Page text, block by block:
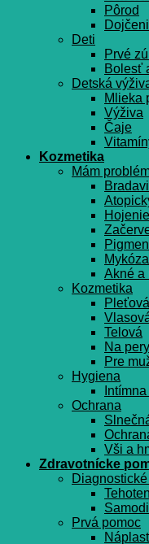
Pôrod
Deti
Prvé
Bolesť
Detská
Mlieka
Výživa
Čaje
Kozmetika
Mám
Akné a
Kozmetika
Pleťová
Telová
Na pery
Pre
Hygiena
Ochrana
Vši a
Zdravotnícke
Prvá pomoc